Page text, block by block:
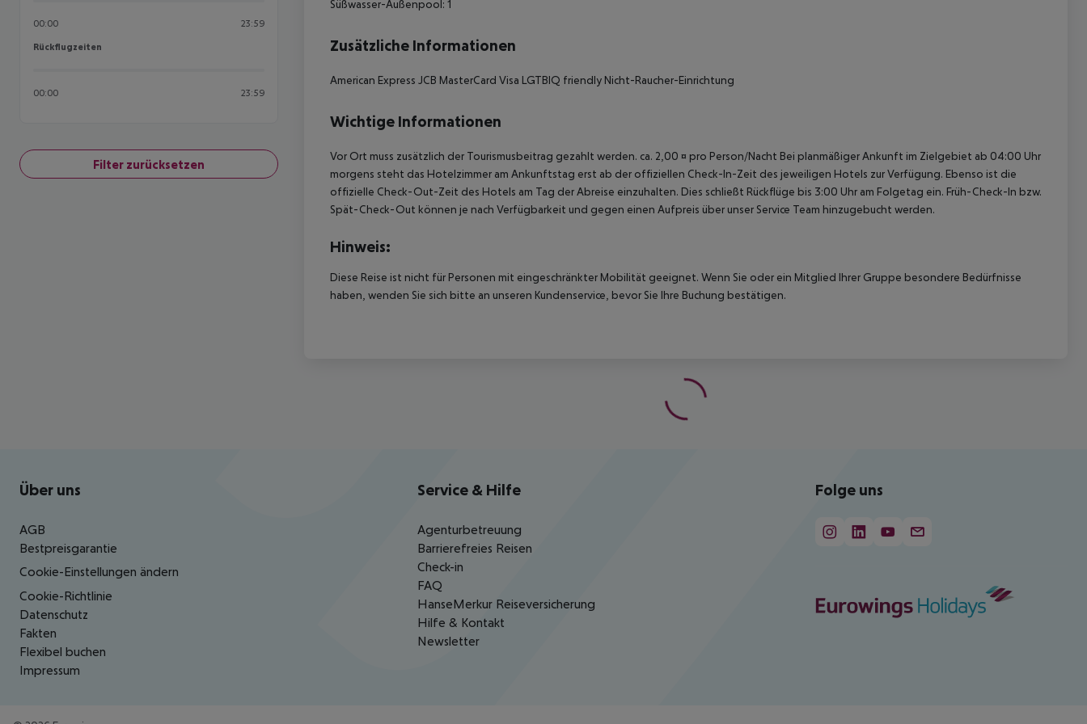
00:00 23:59
Rückflugzeiten
Rückflugzeiten
00:00 23:59
Filter zurücksetzen
Süßwasser-Außenpool: 1
Zusätzliche Informationen
American Express JCB MasterCard Visa LGTBIQ friendly Nicht-Raucher-Einrichtung
Wichtige Informationen
Vor Ort muss zusätzlich der Tourismusbeitrag gezahlt werden. ca. 2,00 ¤ pro Person/Nacht Bei planmäßiger Ankunft im Zielgebiet ab 04:00 Uhr
morgens steht das Hotelzimmer am Ankunftstag erst ab der offiziellen Check-In-Zeit des jeweiligen Hotels zur Verfügung. Ebenso ist die
offizielle Check-Out-Zeit des Hotels am Tag der Abreise einzuhalten. Dies schließt Rückflüge bis 3:00 Uhr am Folgetag ein. Früh-Check-In bzw.
Spät-Check-Out können je nach Verfügbarkeit und gegen einen Aufpreis über unser Service Team hinzugebucht werden.
Hinweis:
Diese Reise ist nicht für Personen mit eingeschränkter Mobilität geeignet. Wenn Sie oder ein Mitglied Ihrer Gruppe besondere Bedürfnisse
haben, wenden Sie sich bitte an unseren Kundenservice, bevor Sie Ihre Buchung bestätigen.
Footer navigation
Über uns
AGB
Bestpreisgarantie
Cookie-Einstellungen ändern
Cookie-Richtlinie
Datenschutz
Fakten
Flexibel buchen
Impressum
Service & Hilfe
Agenturbetreuung
Barrierefreies Reisen
Check-in
FAQ
HanseMerkur Reiseversicherung
Hilfe & Kontakt
Newsletter
Folge uns